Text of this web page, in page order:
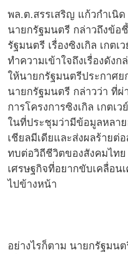
พล.ต.สรรเสริญ แก้วกำเนิ
นายกรัฐมนตรี กล่าวถึงข้อ
รัฐมนตรี เรื่องซิงเกิล เกต
ทำความเข้าใจถึงเรื่องดัง
ให้นายกรัฐมนตรีประกาศย
นายกรัฐมนตรี กล่าวว่า ที่ผ่
การโครงการซิงเกิล เกตเ
ในที่ประชุมว่ามีข้อมูลหลา
เชียลมีเดียและส่งผลร้ายต่
ทบต่อวิถีชีวิตของสังคมไท
เศรษฐกิจที่อยากขับเคลื่อน
ไปข้างหน้า
อย่างไรก็ตาม นายกรัฐมน